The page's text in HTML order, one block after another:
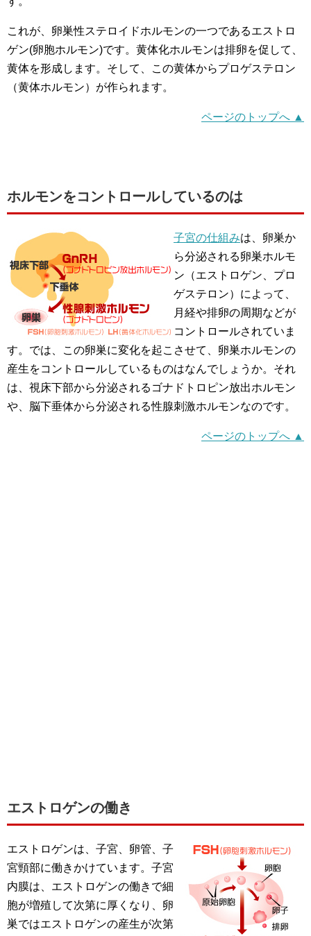
これが、卵巣性ステロイドホルモンの一つであるエストロ
ゲン(卵胞ホルモン)です。黄体化ホルモンは排卵を促して、
黄体を形成します。そして、この黄体からプロゲステロン
（黄体ホルモン）が作られます。
ページのトップへ ▲
ホルモンをコントロールしているのは
子宮の仕組みは、卵巣か
ら分泌される卵巣ホルモ
ン（エストロゲン、プロ
ゲステロン）によって、
月経や排卵の周期などが
コントロールされていま
す。では、この卵巣に変化を起こさせて、卵巣ホルモンの
産生をコントロールしているものはなんでしょうか。それ
は、視床下部から分泌されるゴナドトロピン放出ホルモン
や、脳下垂体から分泌される性腺刺激ホルモンなのです。
ページのトップへ ▲
エストロゲンの働き
エストロゲンは、子宮、卵管、子
宮頸部に働きかけています。子宮
内膜は、エストロゲンの働きで細
胞が増殖して次第に厚くなり、卵
巣ではエストロゲンの産生が次第